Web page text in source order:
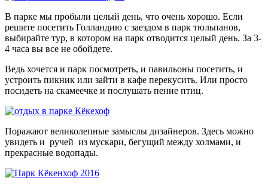
В парке мы пробыли целый день, что очень хорошо. Если
решите посетить Голландию с заездом в парк тюльпанов,
выбирайте тур, в котором на парк отводится целый день. За 3-
4 часа вы все не обойдете.
Ведь хочется и парк посмотреть, и павильоны посетить, и
устроить пикник или зайти в кафе перекусить. Или просто
посидеть на скамеечке и послушать пение птиц.
Поражают великолепные замыслы дизайнеров. Здесь можно
увидеть и ручей из мускари, бегущий между холмами, и
прекрасные водопады.